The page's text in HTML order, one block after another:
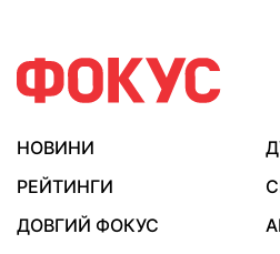
НОВИНИ
РЕЙТИНГИ
ДОВГИЙ ФОКУС